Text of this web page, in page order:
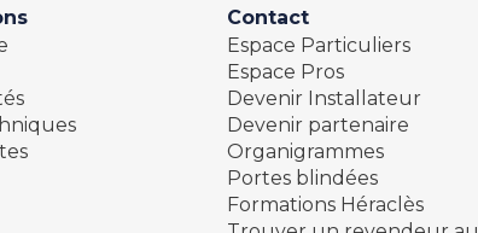
Contact
Espace Particuliers
Espace Pros
Devenir Installateur
Devenir partenaire
Organigrammes
Portes blindées
Formations Héraclès